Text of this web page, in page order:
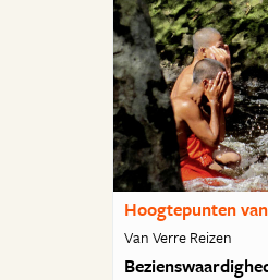
Hoogtepunten
Van Verre Reizen